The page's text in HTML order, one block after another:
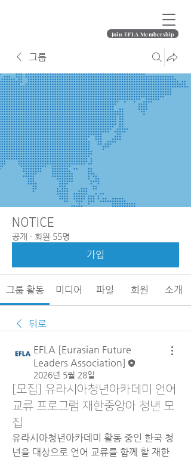
Join EFLA Membership
그룹
NOTICE
공개 · 회원 55명
가입
그룹 활동 미디어 파일 회원 소개
뒤로
EFLA [Eurasian Future
Leaders Association]
2026년 5월 28일
[모집] 유라시아청년아카데미 언어
교류 프로그램 재한중앙아 청년 모
집
유라시아청년아카데미 활동 중인 한국 청
년을 대상으로 언어 교류를 함께 할 재한